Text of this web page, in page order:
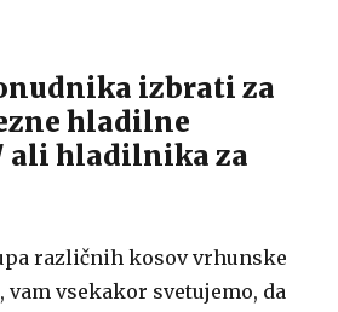
izbrati za
hladilne
ali hladilnika za
različnih kosov vrhunske
vsekakor svetujemo, da